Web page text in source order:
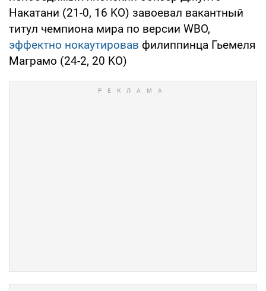
Накатани (21-0, 16 KO) завоевал вакантный
титул чемпиона мира по версии WBO,
эффектно нокаутировав филиппинца Гьемеля
Маграмо (24-2, 20 KO)